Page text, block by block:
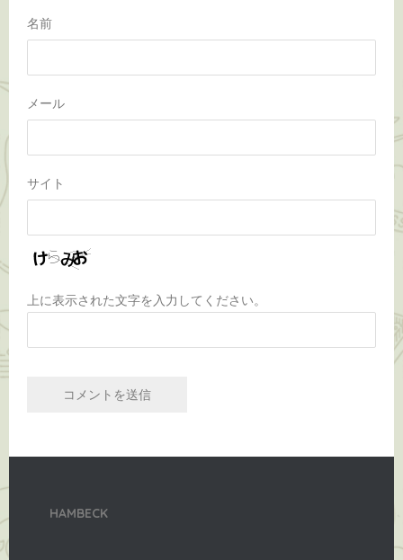
名前
メール
サイト
上に表示された文字を入力してください。
HAMBECK